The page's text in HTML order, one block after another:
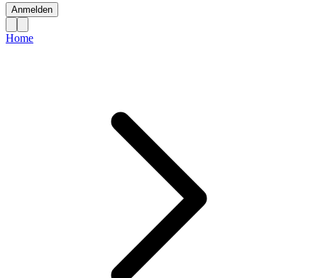
Anmelden
Home